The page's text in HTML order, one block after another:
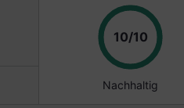
10/10Punkte
Nachhaltig